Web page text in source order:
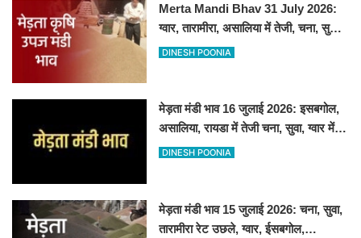
Merta Mandi Bhav 31 July 2026:
ग्वार, तारामीरा, असालिया में तेजी, चना, सुवा,
रायड़ा मंदे बिके
DINESH POONIA
मेड़ता मंडी भाव 16 जुलाई 2026: इसबगोल,
असालिया, रायडा में तेजी चना, सुवा, ग्वार में
आई गिरावट
DINESH POONIA
मेड़ता मंडी भाव 15 जुलाई 2026: चना, सुवा,
तारामीरा रेट उछले, ग्वार, ईसबगोल,